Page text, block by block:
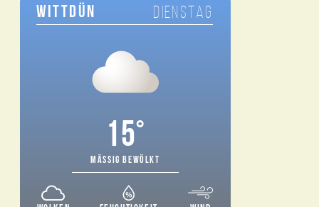
WITTDÜN DIENSTAG
15°
MÄSSIG BEWÖLKT